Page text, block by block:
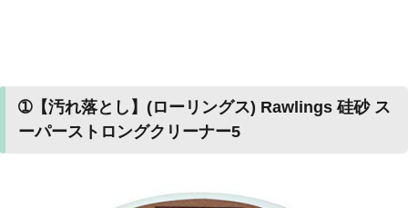
➀【汚れ落とし】(ローリングス) Rawlings 硅砂 ス
ーパーストロングクリーナー5